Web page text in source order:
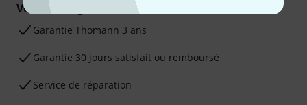
Vos avantages
Ga­ran­tie Thomann 3 ans
Garantie 30 jours satisfait ou remboursé
Service de réparation